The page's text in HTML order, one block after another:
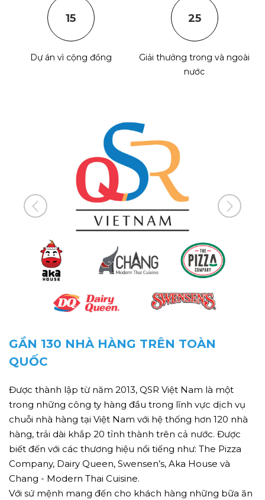
GẦN 130 NHÀ HÀNG TRÊN TOÀN
QUỐC
Được thành lập từ năm 2013, QSR Việt Nam là một
trong những công ty hàng đầu trong lĩnh vực dịch vụ
chuỗi nhà hàng tại Việt Nam với hệ thống hơn 120 nhà
hàng, trải dài khắp 20 tỉnh thành trên cả nước. Được
biết đến với các thương hiệu nổi tiếng như: The Pizza
Company, Dairy Queen, Swensen’s, Aka House và
Chang - Modern Thai Cuisine.
Với sứ mệnh mang đến cho khách hàng những bữa ăn
15
Dự án vì cộng đồng
25
Giải thưởng trong và ngoài
nước